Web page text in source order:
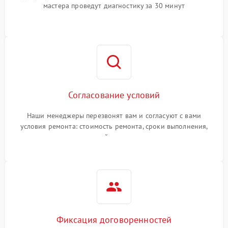
мастера проведут диагностику за 30 минут
Согласование условий
Наши менеджеры перезвонят вам и согласуют с вами
условия ремонта: стоимость ремонта, сроки выполнения,
гарантийные условия
Фиксация договоренностей